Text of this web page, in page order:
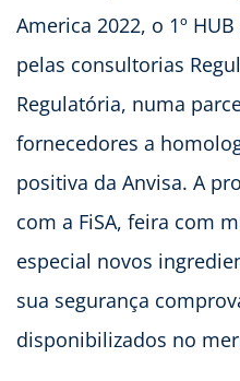
America 2022, o 1º
pelas consultorias
Regulatória, numa
fornecedores a
positiva da Anvisa. A
com a FiSA, feira com
especial novos
sua segurança
disponibilizados no